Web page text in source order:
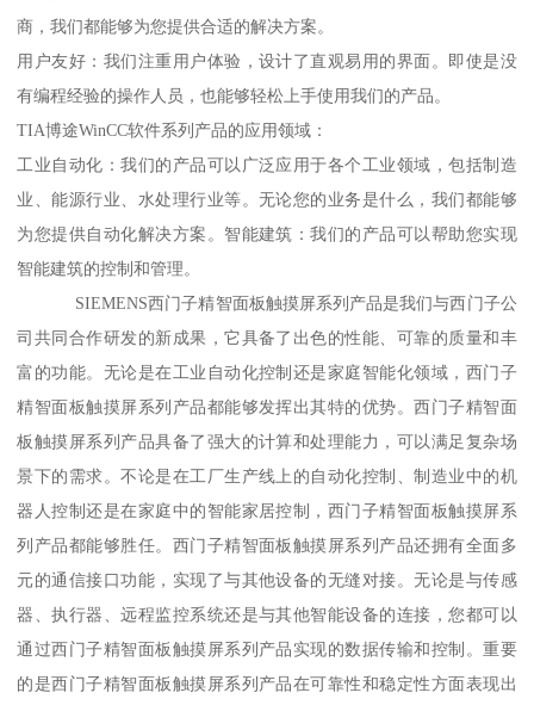
商，我们都能够为您提供合适的解决方案。
用户友好：我们注重用户体验，设计了直观易用的界面。即使是没
有编程经验的操作人员，也能够轻松上手使用我们的产品。
TIA博途WinCC软件系列产品的应用领域：
工业自动化：我们的产品可以广泛应用于各个工业领域，包括制造
业、能源行业、水处理行业等。无论您的业务是什么，我们都能够
为您提供自动化解决方案。智能建筑：我们的产品可以帮助您实现
智能建筑的控制和管理。
SIEMENS西门子精智面板触摸屏系列产品是我们与西门子公
司共同合作研发的新成果，它具备了出色的性能、可靠的质量和丰
富的功能。无论是在工业自动化控制还是家庭智能化领域，西门子
精智面板触摸屏系列产品都能够发挥出其特的优势。西门子精智面
板触摸屏系列产品具备了强大的计算和处理能力，可以满足复杂场
景下的需求。不论是在工厂生产线上的自动化控制、制造业中的机
器人控制还是在家庭中的智能家居控制，西门子精智面板触摸屏系
列产品都能够胜任。西门子精智面板触摸屏系列产品还拥有全面多
元的通信接口功能，实现了与其他设备的无缝对接。无论是与传感
器、执行器、远程监控系统还是与其他智能设备的连接，您都可以
通过西门子精智面板触摸屏系列产品实现的数据传输和控制。重要
的是西门子精智面板触摸屏系列产品在可靠性和稳定性方面表现出